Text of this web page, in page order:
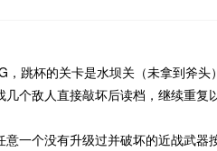
，跳杯的关卡是水坝关（未拿到斧
几个敌人直接敲坏后读档，继续重复
意一个没有升级过并破坏的近战武器